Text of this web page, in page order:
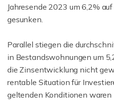
Jahresende 2023 um 6,2%
gesunken.
Parallel stiegen die
in Bestandswohnungen um
die Zinsentwicklung nicht
rentable Situation für
geltenden Konditionen waren